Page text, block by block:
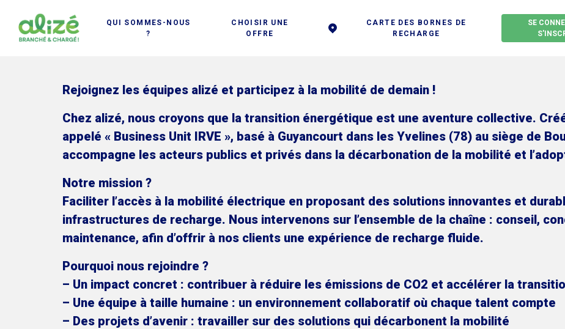
QUI SOMMES-NOUS
?
CHOISIR UNE
OFFRE
CARTE DES BORNES DE
RECHARGE
SE
Rejoignez les équipes alizé et participez à la mobilité de demain !
Chez alizé, nous croyons que la transition énergétique est une aventure collective.
appelé « Business Unit IRVE », basé à Guyancourt dans les Yvelines (78) au siège de
accompagne les acteurs publics et privés dans la décarbonation de la mobilité et
Notre mission ?
Faciliter l’accès à la mobilité électrique en proposant des solutions innovantes et
infrastructures de recharge. Nous intervenons sur l’ensemble de la chaîne : conseil,
maintenance, afin d’offrir à nos clients une expérience de recharge fluide.
Pourquoi nous rejoindre ?
– Un impact concret : contribuer à réduire les émissions de CO2 et accélérer la
– Une équipe à taille humaine : un environnement collaboratif où chaque talent compte
– Des projets d’avenir : travailler sur des solutions qui décarbonent la mobilité